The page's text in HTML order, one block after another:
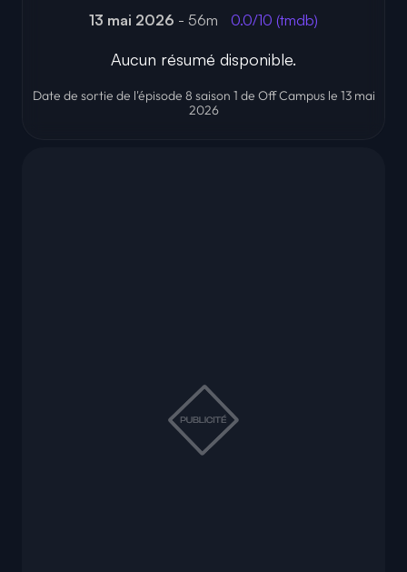
13 mai 2026 - 56m 0.0/10 (tmdb)
Aucun résumé disponible.
Date de sortie de l'épisode 8 saison 1 de Off Campus le 13 mai
2026